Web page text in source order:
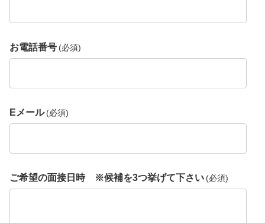
お電話番号 (必須)
Eメール (必須)
ご希望の面接日時 ※候補を3つ挙げて下さい (必須)